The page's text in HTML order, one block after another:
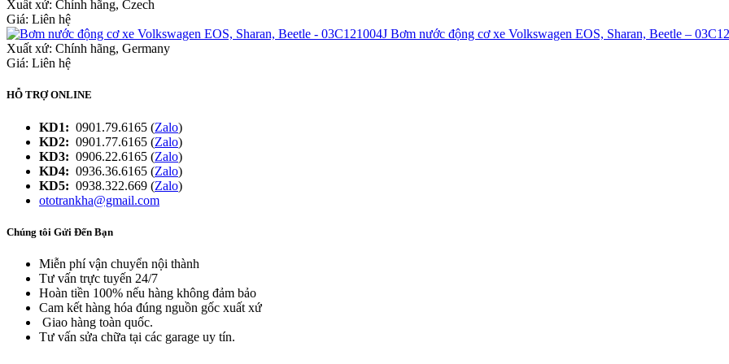
Xuất xứ: Chính hãng, Czech
Giá: Liên hệ
Bơm nước động cơ xe Volkswagen EOS, Sharan, Beetle –
Xuất xứ: Chính hãng, Germany
Giá: Liên hệ
HỖ TRỢ ONLINE
KD1: 0901.79.6165 (Zalo)
KD2: 0901.77.6165 (Zalo)
KD3: 0906.22.6165 (Zalo)
KD4: 0936.36.6165 (Zalo)
KD5: 0938.322.669 (Zalo)
ototrankha@gmail.com
Chúng tôi Gửi Đến Bạn
Miễn phí vận chuyển nội thành
Tư vấn trực tuyến 24/7
Hoàn tiền 100% nếu hàng không đảm bảo
Cam kết hàng hóa đúng nguồn gốc xuất xứ
Giao hàng toàn quốc.
Tư vấn sửa chữa tại các garage uy tín.